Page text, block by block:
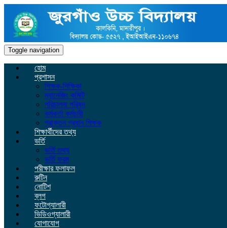
Toggle navigation
হোম
প্রশাসন
শিক্ষক-শিক্ষিকা
ম্যানেজিং কমিটি
পরিচালনা পরিষদ
কর্মকর্তা কর্মচারী
প্রাক্তন প্রধান শিক্ষক
শিক্ষার্থীদের তথ্য
ভর্তি
ভর্তি তথ্য
ভর্তি ফরম
পরীক্ষার ফলাফল
রুটিন
নোটিশ
ব্লগ
ফটোগ্যালারী
ভিডিওগ্যালারী
যোগাযোগ